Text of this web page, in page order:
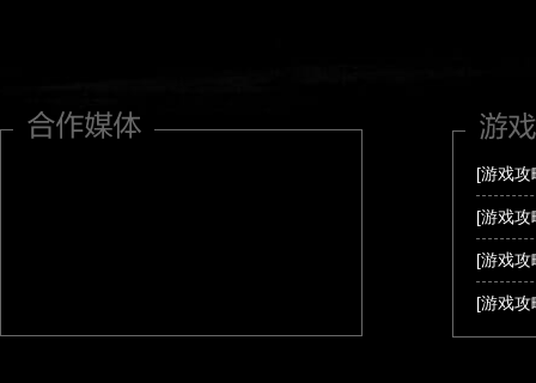
[游戏
[游戏
[游戏
[游戏